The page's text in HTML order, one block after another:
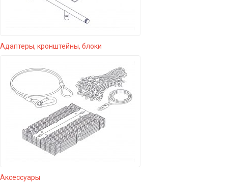
Адаптеры, кронштейны, блоки
Аксессуары